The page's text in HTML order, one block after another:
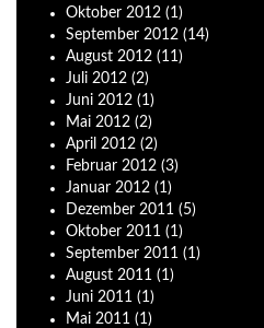
Oktober 2012 (1)
September 2012 (14)
August 2012 (11)
Juli 2012 (2)
Juni 2012 (1)
Mai 2012 (2)
April 2012 (2)
Februar 2012 (3)
Januar 2012 (1)
Dezember 2011 (5)
Oktober 2011 (1)
September 2011 (1)
August 2011 (1)
Juni 2011 (1)
Mai 2011 (1)